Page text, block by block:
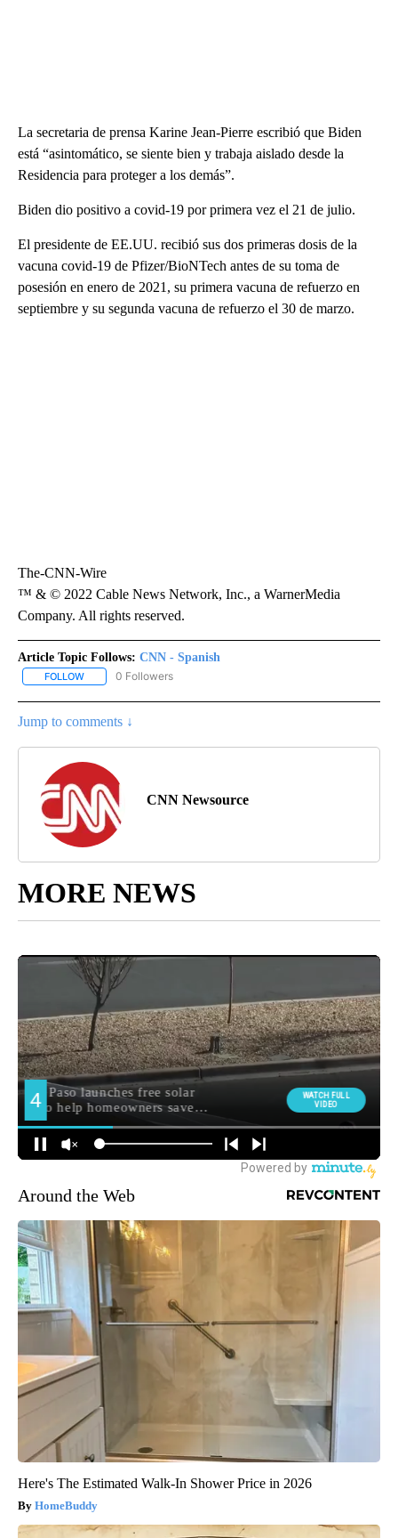
La secretaria de prensa Karine Jean-Pierre escribió que Biden
está “asintomático, se siente bien y trabaja aislado desde la
Residencia para proteger a los demás”.
Biden dio positivo a covid-19 por primera vez el 21 de julio.
El presidente de EE.UU. recibió sus dos primeras dosis de la
vacuna covid-19 de Pfizer/BioNTech antes de su toma de
posesión en enero de 2021, su primera vacuna de refuerzo en
septiembre y su segunda vacuna de refuerzo el 30 de marzo.
The-CNN-Wire
™ & © 2022 Cable News Network, Inc., a WarnerMedia
Company. All rights reserved.
Article Topic Follows: CNN - Spanish
FOLLOW FOLLOW "CNN - SPANISH" TO RECEIVE NOTIFICATIONS ABOUT
0 Followers
Jump to comments ↓
CNN Newsource
MORE NEWS
Around the Web
Here's The Estimated Walk-In Shower Price in 2026
HomeBuddy